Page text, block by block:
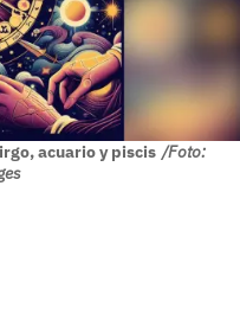
acuario y piscis /Foto: